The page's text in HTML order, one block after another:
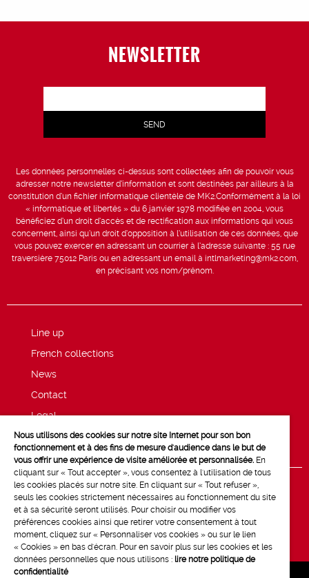
NEWSLETTER
Les données personnelles ci-dessus sont collectées afin de pouvoir vous
adresser notre newsletter d’information et sont destinées par ailleurs à la
constitution d’un fichier informatique clientèle de MK2.Conformément à la loi
« informatique et libertés » du 6 janvier 1978 modifiée en 2004, vous
bénéficiez d’un droit d’accès et de rectification aux informations qui vous
concernent, ainsi qu’un droit d’opposition à l’utilisation de ces données, que
vous pouvez exercer en adressant un courrier à l’adresse suivante : 55 rue
traversière 75012 Paris ou en adressant un email à intlmarketing@mk2.com,
en précisant vos nom/prénom.
Line up
French collections
News
Contact
Legal
Privacy and cookie policy
Nous utilisons des cookies sur notre site Internet pour son bon
fonctionnement et à des fins de mesure d'audience dans le but de
vous offrir une expérience de visite améliorée et personnalisée. En
cliquant sur « Tout accepter », vous consentez à l'utilisation de tous
les cookies placés sur notre site. En cliquant sur « Tout refuser »,
seuls les cookies strictement nécessaires au fonctionnement du site
et à sa sécurité seront utilisés. Pour choisir ou modifier vos
préférences cookies ainsi que retirer votre consentement à tout
moment, cliquez sur « Personnaliser vos cookies » ou sur le lien
« Cookies » en bas d'écran. Pour en savoir plus sur les cookies et les
données personnelles que nous utilisons : lire notre politique de
confidentialité